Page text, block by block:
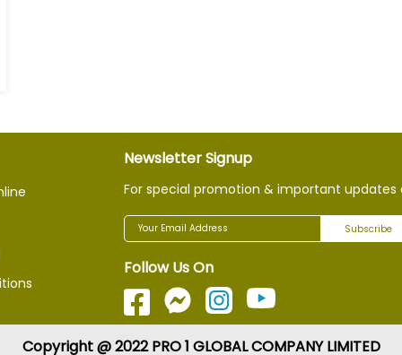
Newsletter Signup
For special promotion & important updates
Subscribe
Follow Us On
Copyright @ 2022 PRO 1 GLOBAL COMPANY LIMITED